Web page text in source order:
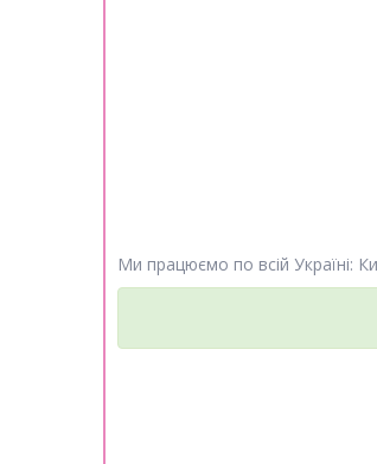
Ми працюємо по всій Україні: